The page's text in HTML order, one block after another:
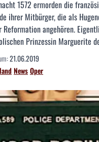
1572 ermorden die
ihrer Mitbürger, die als
Reformation angehören.
Prinzessin Marguerite
21.06.2019
NewsOper